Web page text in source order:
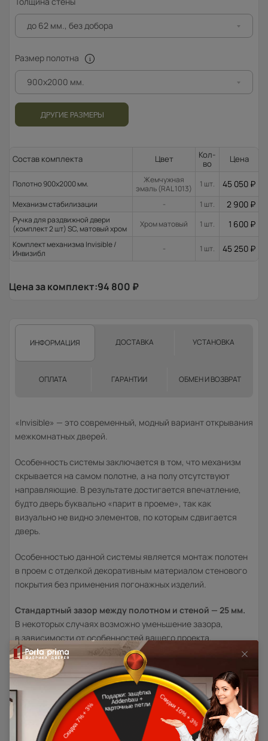
до 62 мм., без добора
Размер полотна
900x2000 мм.
ДРУГИЕ РАЗМЕРЫ
Состав комплекта Цвет
Кол-
во
Цена
Полотно 900x2000 мм.
Жемчужная
эмаль (RAL 1013)
1 шт. 45 050 ₽
Механизм стабилизации - 1 шт. 2 900 ₽
Ручка для раздвижной двери
(комплект 2 шт) SC, матовый хром
Хром матовый 1 шт. 1 600 ₽
Комплект механизма Invisible /
Инвизибл
- 1 шт. 45 250 ₽
Цена за комплект:94 800 ₽
ИНФОРМАЦИЯ ДОСТАВКА УСТАНОВКА
ОПЛАТА ГАРАНТИИ ОБМЕН И ВОЗВРАТ
«Invisible» — это современный, модный вариант открывания
межкомнатных дверей.
Особенность системы заключается в том, что механизм
скрывается на самом полотне, а на полу отсутствуют
направляющие. В результате достигается впечатление,
будто дверь буквально «парит в проеме», так как
визуально не видно элементов, по которым сдвигается
дверь.
Особенностью данной системы является монтаж полотен
в проем с отделкой декоративным материалом стенового
покрытия без применения погонажных изделий.
Стандартный зазор между полотном и стеной — 25 мм.
В некоторых случаях возможно уменьшение зазора,
в зависимости от особенностей вашего проекта.
Товар относится к категориям:
Двери модерн
Стильные современные межкомнатные двери
600x2000 700x1900 700x2000
900x2000